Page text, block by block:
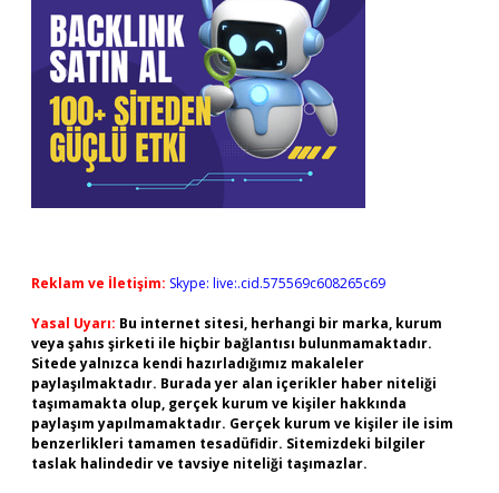
Reklam ve İletişim: Skype: live:.cid.575569c608265c69
Yasal Uyarı: Bu internet sitesi, herhangi bir marka, kurum
veya şahıs şirketi ile hiçbir bağlantısı bulunmamaktadır.
Sitede yalnızca kendi hazırladığımız makaleler
paylaşılmaktadır. Burada yer alan içerikler haber niteliği
taşımamakta olup, gerçek kurum ve kişiler hakkında
paylaşım yapılmamaktadır. Gerçek kurum ve kişiler ile isim
benzerlikleri tamamen tesadüfidir. Sitemizdeki bilgiler
taslak halindedir ve tavsiye niteliği taşımazlar.